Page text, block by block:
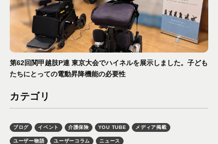
第62回関甲越肢P連 東京大会でハイネルを展示しました。子ども
たちにとっての電動昇降機能の必要性
カテゴリ
ブログ イベント 介護保険 YOU TUBE メディア掲載
ユーザー物語 ユーザーコラム ニュース